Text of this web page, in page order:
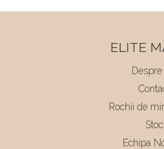
ELITE
Despre
Rochii de
Stoc
Echipa